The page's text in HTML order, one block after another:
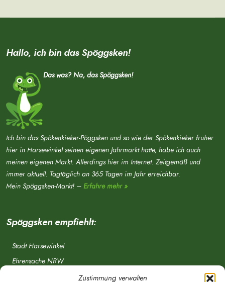
Zustimmung verwalten
Hallo, ich bin das Spöggsken!
Das was? Na, das Spöggsken!
Ich bin das Spökenkieker-Pöggsken und so wie der Spökenkieker früher
hier in Harsewinkel seinen eigenen Jahrmarkt hatte, habe ich auch
meinen eigenen Markt. Allerdings hier im Internet. Zeitgemäß und
immer aktuell. Tagtäglich an 365 Tagen im Jahr erreichbar.
Mein Spöggsken-Markt! – Erfahre mehr »
Spöggsken empfiehlt:
Stadt Harsewinkel
Ehrensache NRW